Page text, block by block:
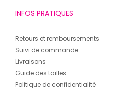
INFOS PRATIQUES
Retours et remboursements
Suivi de commande
Livraisons
Guide des tailles
Politique de confidentialité